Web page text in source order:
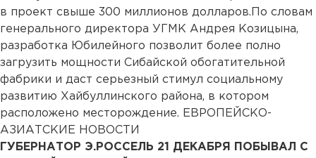
в проект свыше 300 миллионов долларов.По словам
генерального директора УГМК Андрея Козицына,
разработка Юбилейного позволит более полно
загрузить мощности Сибайской обогатительной
фабрики и даст серьезный стимул социальному
развитию Хайбуллинского района, в котором
расположено месторождение. ЕВРОПЕЙСКО-
АЗИАТСКИЕ НОВОСТИ
ГУБЕРНАТОР Э.РОССЕЛЬ 21 ДЕКАБРЯ ПОБЫВАЛ С